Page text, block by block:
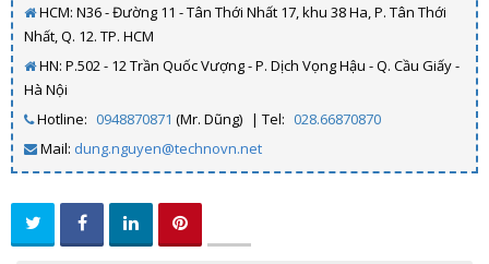
HCM: N36 - Đường 11 - Tân Thới Nhất 17, khu 38 Ha, P. Tân Thới
Nhất, Q. 12. TP. HCM
HN: P.502 - 12 Trần Quốc Vượng - P. Dịch Vọng Hậu - Q. Cầu Giấy -
Hà Nội
Hotline: 0948870871 (Mr. Dũng) | Tel: 028.66870870
Mail: dung.nguyen@technovn.net